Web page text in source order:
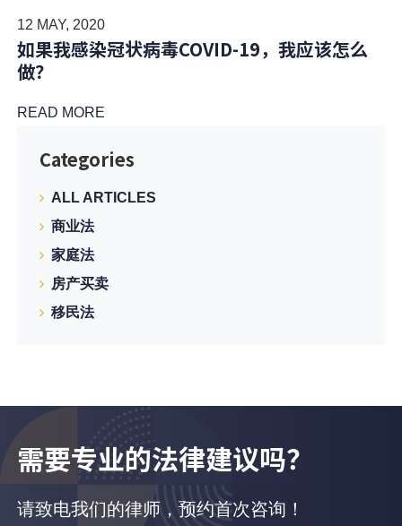
12 MAY, 2020
如果我感染冠状病毒COVID-19，我应该怎么
做？
READ MORE
Categories
ALL ARTICLES
商业法
家庭法
房产买卖
移民法
需要专业的法律建议吗？
请致电我们的律师，预约首次咨询！